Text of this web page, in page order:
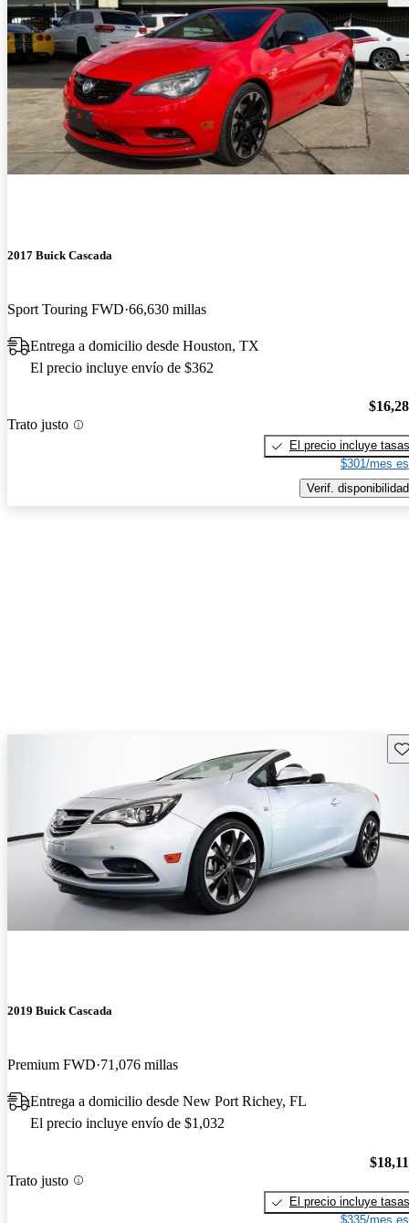
2017 Buick Cascada
Sport Touring FWD 66,630 millas
Entrega a domicilio desde Houston, TX
El precio incluye envío de $362
Trato justo
El precio incluye tasas
$301/mes
Verif. disponibilidad
2019 Buick Cascada
Premium FWD 71,076 millas
Entrega a domicilio desde New Port Richey, FL
El precio incluye envío de $1,032
Trato justo
El precio incluye tasas
$335/mes